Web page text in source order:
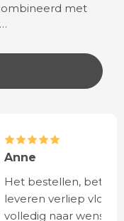
met
Anne
Het bestellen,
leveren verliep vlot en
volledig naar wens.